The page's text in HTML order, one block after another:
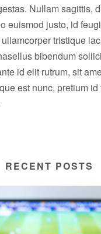
Nullam sagittis,
euismod justo, id
tristique
bibendum
id elit rutrum, sit
est nunc, pretium
RECENT POSTS